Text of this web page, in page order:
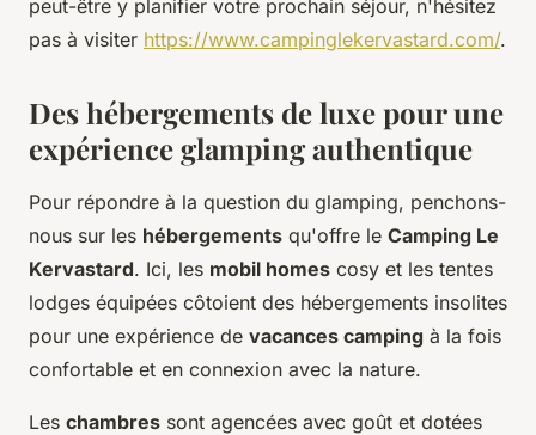
peut-être y planifier votre prochain séjour, n'hésitez
pas à visiter https://www.campinglekervastard.com/.
Des hébergements de luxe pour une
expérience glamping authentique
Pour répondre à la question du glamping, penchons-
nous sur les hébergements qu'offre le Camping Le
Kervastard. Ici, les mobil homes cosy et les tentes
lodges équipées côtoient des hébergements insolites
pour une expérience de vacances camping à la fois
confortable et en connexion avec la nature.
Les chambres sont agencées avec goût et dotées